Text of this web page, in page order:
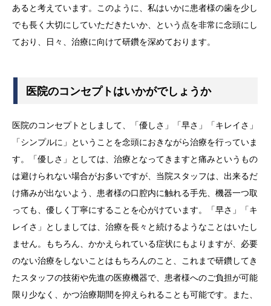
あると考えています。このように、私はいかに患者様の歯を少し
でも長く大切にしていただきたいか、という点を非常に念頭にし
ており、日々、治療に向けて研鑽を深めております。
医院のコンセプトはいかがでしょうか
医院のコンセプトとしまして、「優しさ」「早さ」「キレイさ」
「シンプルに」ということを念頭におきながら治療を行っていま
す。「優しさ」としては、治療となってきますと痛みというもの
は避けられない場合がお多いですが、当院スタッフは、出来るだ
け痛みが出ないよう、患者様の口腔内に触れる手先、機器一つ取
っても、優しく丁寧にすることを心がけています。「早さ」「キ
レイさ」としましては、治療を長々と続けるようなことはいたし
ません。もちろん、かかえられている症状にもよりますが、必要
のない治療をしないことはもちろんのこと、これまで研鑽してき
たスタッフの技術や先進の医療機器で、患者様へのご負担が可能
限り少なく、かつ治療期間を抑えられることも可能です。また、